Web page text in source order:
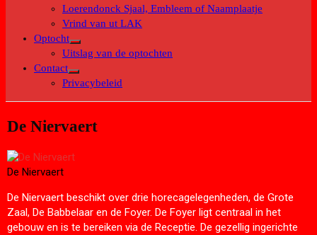
Loerendonck Sjaal, Embleem of Naamplaatje
Vrind van ut LAK
Optocht
Toon
submenu
Uitslag van de optochten
Contact
Toon
submenu
Privacybeleid
De Niervaert
De Niervaert
De Niervaert beschikt over drie horecagelegenheden, de Grote
Zaal, De Babbelaar en de Foyer. De Foyer ligt centraal in het
gebouw en is te bereiken via de Receptie. De gezellig ingerichte